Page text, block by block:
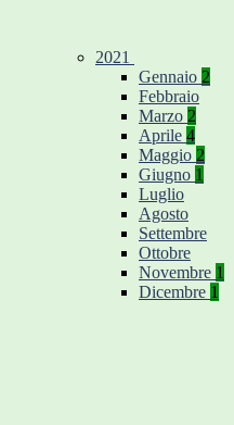
2021
Gennaio 2
Febbraio
Marzo 2
Aprile 4
Maggio 2
Giugno 1
Luglio
Agosto
Settembre
Ottobre
Novembre 1
Dicembre 1